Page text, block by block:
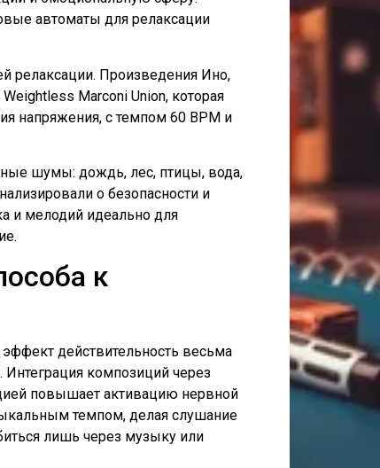
автоматы для релаксации
релаксации. Произведения Ино,
Marconi Union, которая
напряжения, с темпом 60 BPM и
шумы: дождь, лес, птицы, вода,
о безопасности и
и мелодий идеально для
к
действительность весьма
композиций через
повышает активацию нервной
темпом, делая слушание
лишь через музыку или